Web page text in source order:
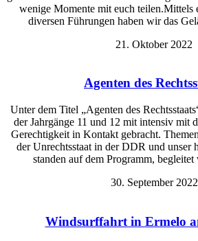
wenige Momente mit euch teilen.Mittels
diversen Führungen haben wir das
21. Oktober 2022
Agenten des
Unter dem Titel „Agenten des
der Jahrgänge 11 und 12 mit intensiv mit
Gerechtigkeit in Kontakt gebracht.
der Unrechtsstaat in der DDR und unser
standen auf dem Programm, begleitet
30. September 2022
Windsurffahrt in Ermelo